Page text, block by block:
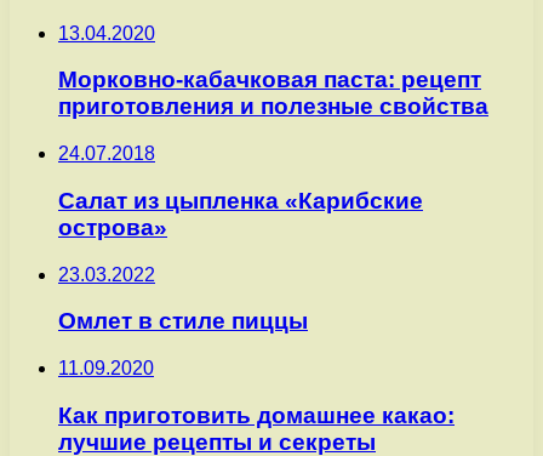
13.04.2020
Морковно-кабачковая паста: рецепт
приготовления и полезные свойства
24.07.2018
Салат из цыпленка «Карибские
острова»
23.03.2022
Омлет в стиле пиццы
11.09.2020
Как приготовить домашнее какао:
лучшие рецепты и секреты